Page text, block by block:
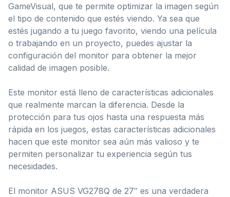
GameVisual, que te permite optimizar la imagen según
el tipo de contenido que estés viendo. Ya sea que
estés jugando a tu juego favorito, viendo una película
o trabajando en un proyecto, puedes ajustar la
configuración del monitor para obtener la mejor
calidad de imagen posible.
Este monitor está lleno de características adicionales
que realmente marcan la diferencia. Desde la
protección para tus ojos hasta una respuesta más
rápida en los juegos, estas características adicionales
hacen que este monitor sea aún más valioso y te
permiten personalizar tu experiencia según tus
necesidades.
El monitor ASUS VG278Q de 27″ es una verdadera